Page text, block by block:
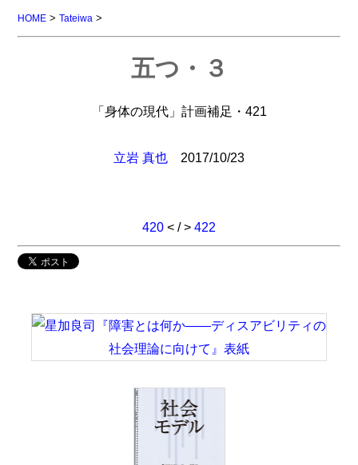
HOME >Tateiwa >
五つ・３
「身体の現代」計画補足・421
立岩 真也 2017/10/23
420 < / > 422